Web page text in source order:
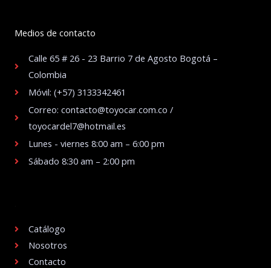
Medios de contacto
Calle 65 # 26 - 23 Barrio 7 de Agosto Bogotá –
Colombia
Móvil: (+57) 3133342461
Correo: contacto@toyocar.com.co /
toyocardel7@hotmail.es
Lunes - viernes 8:00 am – 6:00 pm
Sábado 8:30 am – 2:00 pm
Catálogo
Nosotros
Contacto